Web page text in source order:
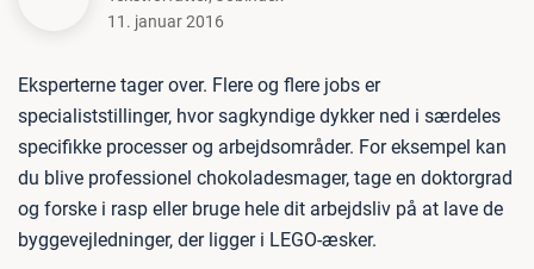
11. januar 2016
Eksperterne tager over. Flere og flere jobs er
specialiststillinger, hvor sagkyndige dykker ned i særdeles
specifikke processer og arbejdsområder. For eksempel kan
du blive professionel chokoladesmager, tage en doktorgrad
og forske i rasp eller bruge hele dit arbejdsliv på at lave de
byggevejledninger, der ligger i LEGO-æsker.